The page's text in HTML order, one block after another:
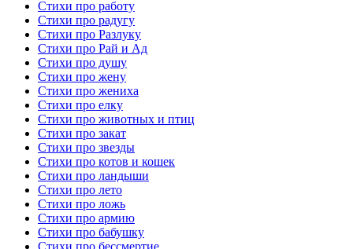
Стихи про работу
Стихи про радугу
Стихи про Разлуку
Стихи про Рай и Ад
Стихи про душу
Стихи про жену
Стихи про жениха
Стихи про елку
Стихи про животных и птиц
Стихи про закат
Стихи про звезды
Стихи про котов и кошек
Стихи про ландыши
Стихи про лето
Стихи про ложь
Стихи про армию
Стихи про бабушку
Стихи про бессмертие